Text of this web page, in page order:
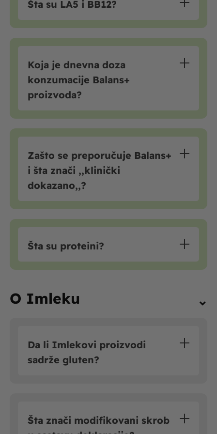
Šta su LA5 i BB12?
Koja je dnevna doza
konzumacije Balans+
proizvoda?
Zašto se preporučuje Balans+
i šta znači ,,klinički
dokazano,,?
Šta su proteini?
O Imleku
Da li Imlekovi proizvodi
sadrže gluten?
Šta znači modifikovani skrob